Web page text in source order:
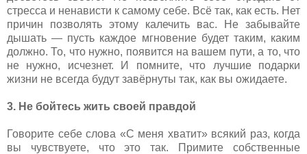
стресса и ненависти к самому себе. Всё так, как есть. Нет
причин позволять этому калечить вас. Не забывайте
дышать — пусть каждое мгновение будет таким, каким
должно. То, что нужно, появится на вашем пути, а то, что
не нужно, исчезнет. И помните, что лучшие подарки
жизни не всегда будут завёрнуты так, как вы ожидаете.
3. Не бойтесь жить своей правдой
Говорите себе слова «С меня хватит» всякий раз, когда
вы чувствуете, что это так. Примите собственные